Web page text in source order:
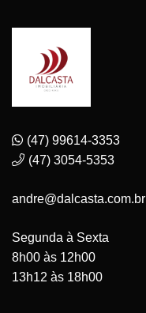
(47) 99614-3353
(47) 3054-5353
andre@dalcasta.com.br
Segunda à Sexta
8h00 às 12h00
13h12 às 18h00